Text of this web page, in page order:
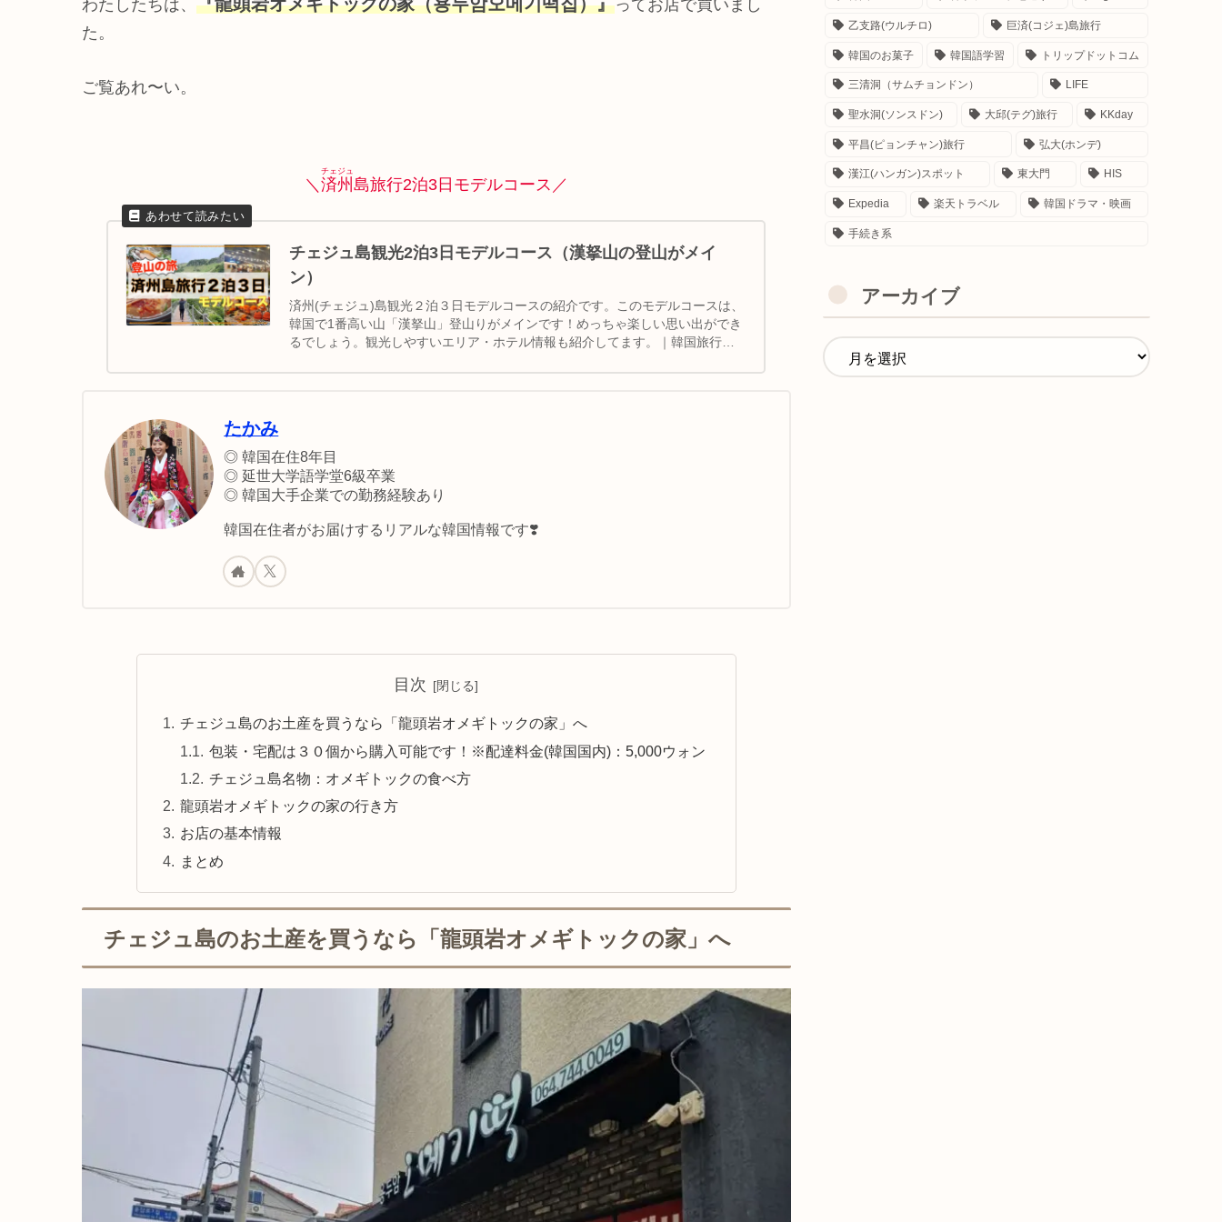
わたしたちは、
ってお店で買いまし
た。
ご覧あれ〜い。
＼ 済州
チェジュ
島旅行2泊3日モデルコース／
チェジュ島観光2泊3日モデルコース（漢拏山の登山がメイ
ン）
済州(チェジュ)島観光２泊３日モデルコースの紹介です。このモデルコースは、
韓国で1番高い山「漢拏山」登山りがメインです！めっちゃ楽しい思い出ができ
るでしょう。観光しやすいエリア・ホテル情報も紹介してます。｜韓国旅行｜
たかみ
◎ 韓国在住8年目
◎ 延世大学語学堂6級卒業
◎ 韓国大手企業での勤務経験あり
韓国在住者がお届けするリアルな韓国情報です❣️
目次
チェジュ島のお土産を買うなら「龍頭岩オメギトックの家」へ
包装・宅配は３０個から購入可能です！※配達料金(韓国国内)：5,000ウォン
チェジュ島名物：オメギトックの食べ方
龍頭岩オメギトックの家の行き方
お店の基本情報
まとめ
チェジュ島のお土産を買うなら「龍頭岩オメギトックの家」へ
乙支路(ウルチロ) 巨済(コジェ)島旅行
韓国のお菓子 韓国語学習 トリップドットコム
三清洞（サムチョンドン） LIFE
聖水洞(ソンスドン) 大邱(テグ)旅行 KKday
平昌(ピョンチャン)旅行 弘大(ホンデ)
漢江(ハンガン)スポット 東大門 HIS
Expedia 楽天トラベル 韓国ドラマ・映画
手続き系
アーカイブ